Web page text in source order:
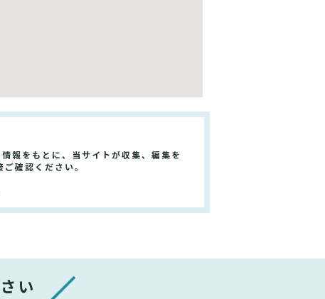
報をもとに、当サイトが収集、編集を
確認ください。
い